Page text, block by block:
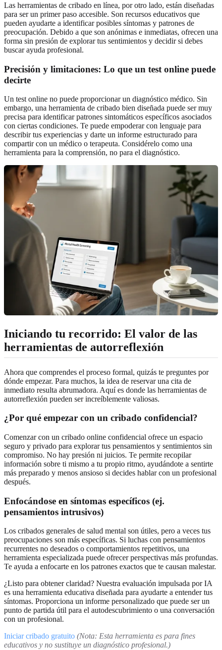
Las herramientas de cribado en línea, por otro lado, están diseñadas
para ser un primer paso accesible. Son recursos educativos que
pueden ayudarte a identificar posibles síntomas y patrones de
preocupación. Debido a que son anónimas e inmediatas, ofrecen una
forma sin presión de explorar tus sentimientos y decidir si debes
buscar ayuda profesional.
Precisión y limitaciones: Lo que un test online puede
decirte
Un test online no puede proporcionar un diagnóstico médico. Sin
embargo, una herramienta de cribado bien diseñada puede ser muy
precisa para identificar patrones sintomáticos específicos asociados
con ciertas condiciones. Te puede empoderar con lenguaje para
describir tus experiencias y darte un informe estructurado para
compartir con un médico o terapeuta. Considérelo como una
herramienta para la comprensión, no para el diagnóstico.
Iniciando tu recorrido: El valor de las
herramientas de autorreflexión
Ahora que comprendes el proceso formal, quizás te preguntes por
dónde empezar. Para muchos, la idea de reservar una cita de
inmediato resulta abrumadora. Aquí es donde las herramientas de
autorreflexión pueden ser increíblemente valiosas.
¿Por qué empezar con un cribado confidencial?
Comenzar con un cribado online confidencial ofrece un espacio
seguro y privado para explorar tus pensamientos y sentimientos sin
compromiso. No hay presión ni juicios. Te permite recopilar
información sobre ti mismo a tu propio ritmo, ayudándote a sentirte
más preparado y menos ansioso si decides hablar con un profesional
después.
Enfocándose en síntomas específicos (ej.
pensamientos intrusivos)
Los cribados generales de salud mental son útiles, pero a veces tus
preocupaciones son más específicas. Si luchas con pensamientos
recurrentes no deseados o comportamientos repetitivos, una
herramienta especializada puede ofrecer perspectivas más profundas.
Te ayuda a enfocarte en los patrones exactos que te causan malestar.
¿Listo para obtener claridad? Nuestra evaluación impulsada por IA
es una herramienta educativa diseñada para ayudarte a entender tus
síntomas. Proporciona un informe personalizado que puede ser un
punto de partida útil para el autodescubrimiento o una conversación
con un profesional.
Iniciar cribado gratuito (Nota: Esta herramienta es para fines
educativos y no sustituye un diagnóstico profesional.)